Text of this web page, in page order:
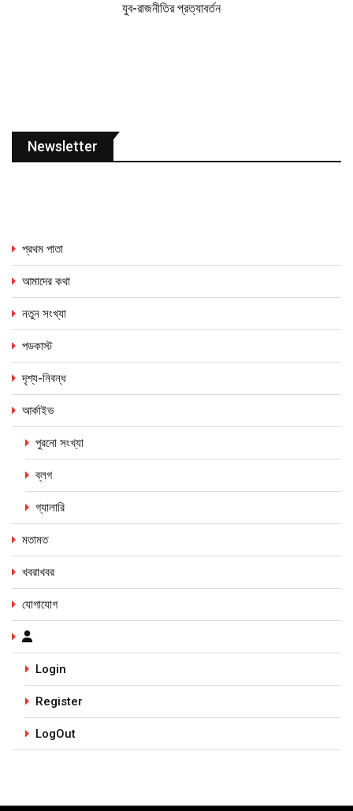
যুব-রাজনীতির প্রত্যাবর্তন
Newsletter
প্রথম পাতা
আমাদের কথা
নতুন সংখ্যা
পডকাস্ট
দৃশ্য-নিবন্ধ
আর্কাইভ
পুরনো সংখ্যা
ব্লগ
গ্যালারি
মতামত
খবরাখবর
যোগাযোগ
Login
Register
LogOut